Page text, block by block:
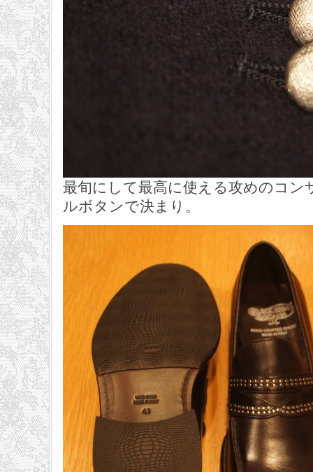
最旬にして最高に使える攻めのコ
ルボタンで決まり。